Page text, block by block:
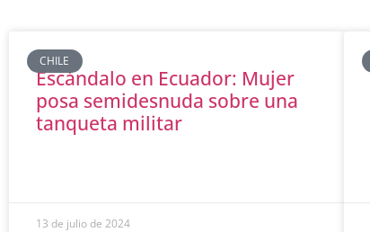
CHILE
Escándalo en Ecuador: Mujer
posa semidesnuda sobre una
tanqueta militar
13 de julio de 2024